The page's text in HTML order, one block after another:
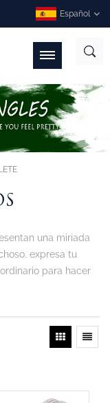
Español
una miríada
expresa tu
para hacer